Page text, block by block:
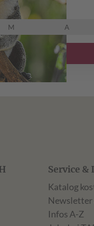
M A
Service &
Katalog
Newsletter
Infos A-Z